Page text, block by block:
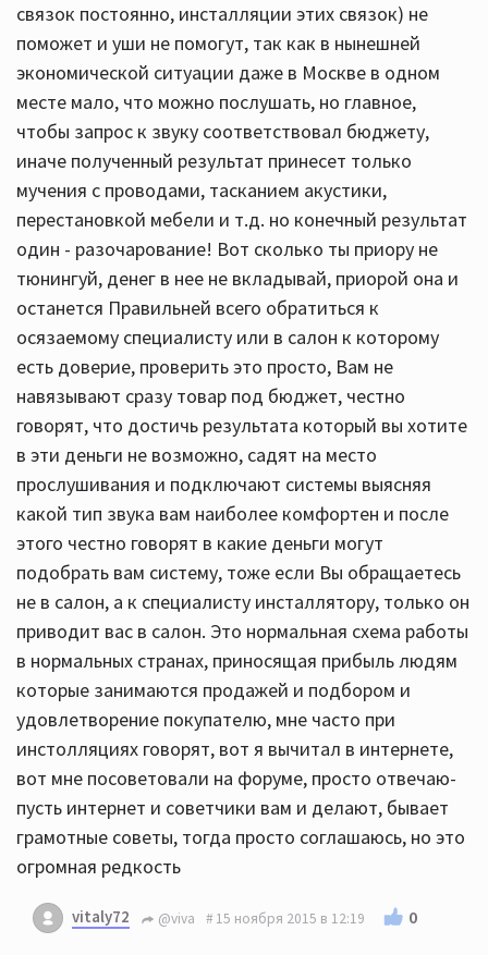
связок постоянно, инсталляции этих связок) не
поможет и уши не помогут, так как в нынешней
экономической ситуации даже в Москве в одном
месте мало, что можно послушать, но главное,
чтобы запрос к звуку соответствовал бюджету,
иначе полученный результат принесет только
мучения с проводами, тасканием акустики,
перестановкой мебели и т.д. но конечный результат
один - разочарование! Вот сколько ты приору не
тюнингуй, денег в нее не вкладывай, приорой она и
останется Правильней всего обратиться к
осязаемому специалисту или в салон к которому
есть доверие, проверить это просто, Вам не
навязывают сразу товар под бюджет, честно
говорят, что достичь результата который вы хотите
в эти деньги не возможно, садят на место
прослушивания и подключают системы выясняя
какой тип звука вам наиболее комфортен и после
этого честно говорят в какие деньги могут
подобрать вам систему, тоже если Вы обращаетесь
не в салон, а к специалисту инсталлятору, только он
приводит вас в салон. Это нормальная схема работы
в нормальных странах, приносящая прибыль людям
которые занимаются продажей и подбором и
удовлетворение покупателю, мне часто при
инстолляциях говорят, вот я вычитал в интернете,
вот мне посоветовали на форуме, просто отвечаю-
пусть интернет и советчики вам и делают, бывает
грамотные советы, тогда просто соглашаюсь, но это
огромная редкость
vitaly72 @viva 15 ноября 2015 в 12:19 0